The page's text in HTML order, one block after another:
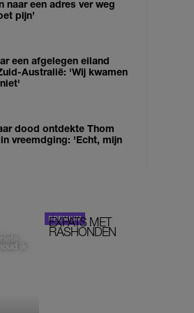
naar een adres ver weg
pijn’
een afgelegen eiland
Australië: 'Wij kwamen
dood ontdekte Thom
vreemdging: 'Echt, mijn
ik
EXPATS MET
RASHONDEN